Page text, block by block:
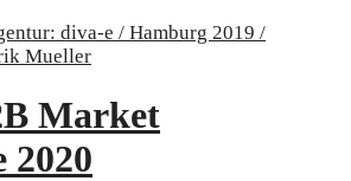
Market
2020